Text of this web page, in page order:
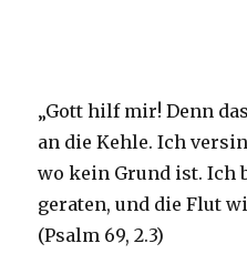
„Gott hilf mir! Denn
an die Kehle. Ich
wo kein Grund ist. Ich
geraten, und die Flut
(Psalm 69, 2.3)